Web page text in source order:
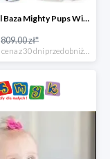
Psi Patrol Baza Mighty Pups Wieża obserwacyjna+pojazd z figurką -19%
809.00 zł*